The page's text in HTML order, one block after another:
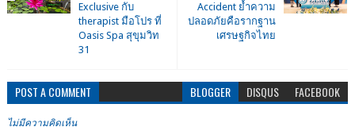
Accident ย้ำความ
ปลอดภัยคือรากฐาน
เศรษฐกิจไทย
Exclusive กับ
therapist มือโปร ที่
Oasis Spa สุขุมวิท
31
POST A COMMENT BLOGGER DISQUS FACEBOOK
ไม่มีความคิดเห็น